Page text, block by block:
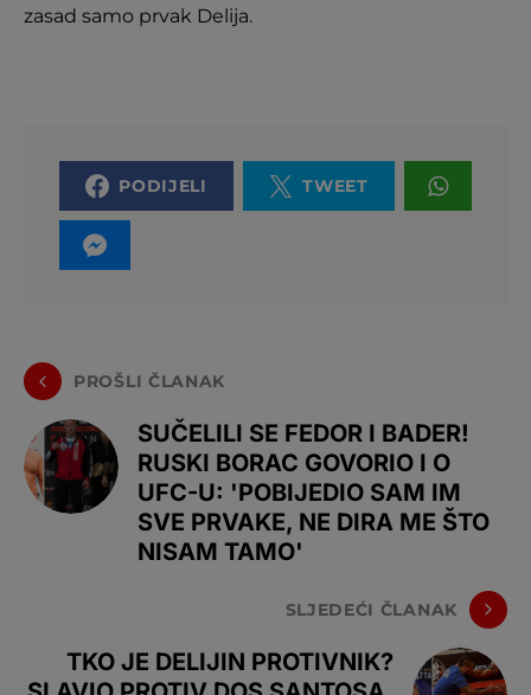
zasad samo prvak Delija.
PODIJELI TWEET
PROŠLI ČLANAK
SUČELILI SE FEDOR I BADER!
RUSKI BORAC GOVORIO I O
UFC-U: 'POBIJEDIO SAM IM
SVE PRVAKE, NE DIRA ME ŠTO
NISAM TAMO'
SLJEDEĆI ČLANAK
TKO JE DELIJIN PROTIVNIK?